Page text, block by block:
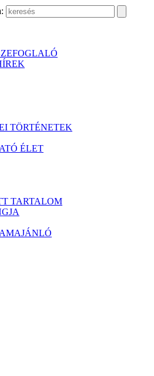
TÖRTÉNETEK
ÉLET
TARTALOM